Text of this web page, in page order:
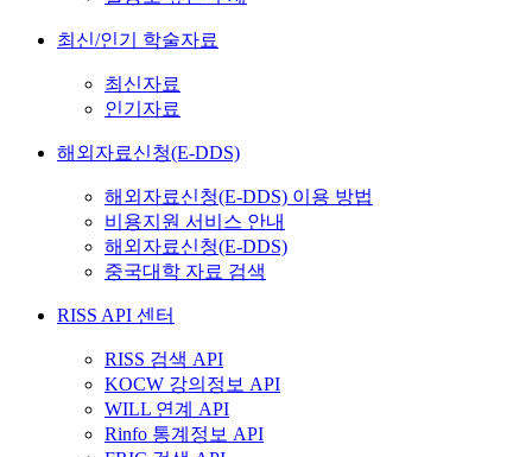
최신/인기 학술자료
최신자료
인기자료
해외자료신청(E-DDS)
해외자료신청(E-DDS) 이용 방법
비용지원 서비스 안내
해외자료신청(E-DDS)
중국대학 자료 검색
RISS API 센터
RISS 검색 API
KOCW 강의정보 API
WILL 연계 API
Rinfo 통계정보 API